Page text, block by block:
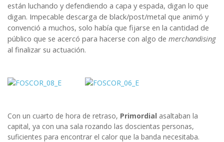
están luchando y defendiendo a capa y espada, digan lo que
digan. Impecable descarga de black/post/metal que animó y
convenció a muchos, solo había que fijarse en la cantidad de
público que se acercó para hacerse con algo de merchandising
al finalizar su actuación.
Con un cuarto de hora de retraso, Primordial asaltaban la
capital, ya con una sala rozando las doscientas personas,
suficientes para encontrar el calor que la banda necesitaba.